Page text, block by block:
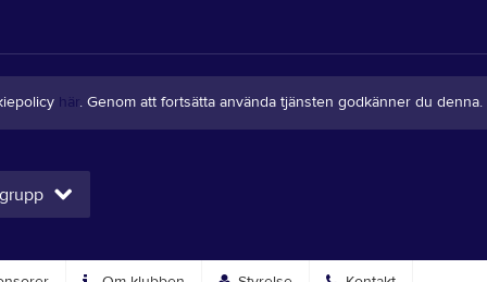
här. Genom att fortsätta använda tjänsten godkänner du denna.